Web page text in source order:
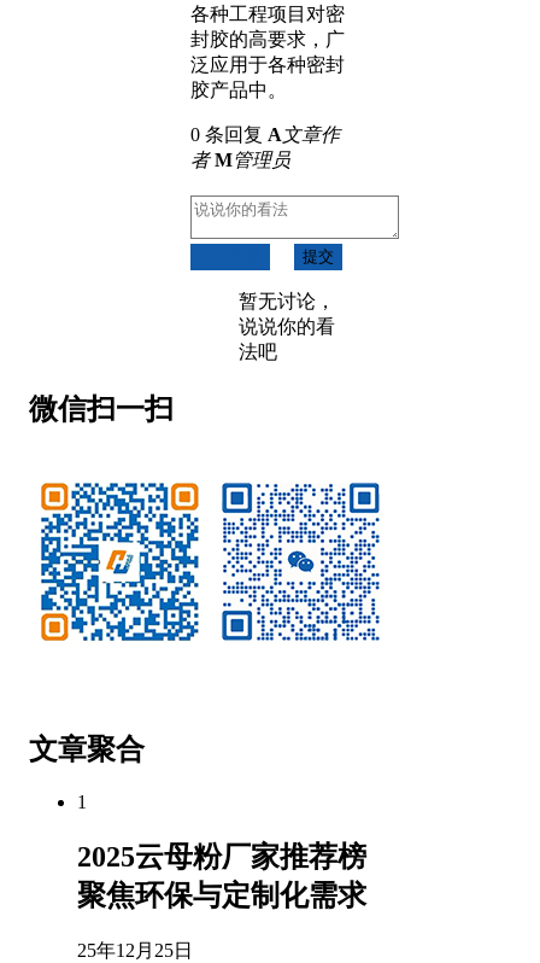
各种工程项目对密
封胶的高要求，广
泛应用于各种密封
胶产品中。
0 条回复 A文章作
者 M管理员
提交
暂无讨论，
说说你的看
法吧
微信扫一扫
文章聚合
1
2025云母粉厂家推荐榜
聚焦环保与定制化需求
25年12月25日